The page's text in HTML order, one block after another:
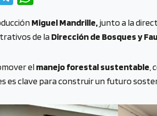
gr
a
m
at
s
A
p
Miguel Mandrille,junto a la
de laDirección de Bosques y
elmanejo forestal sustentable ,
es clave para construir un futuro